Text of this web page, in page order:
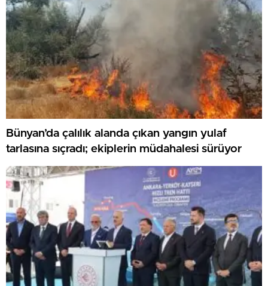
Bünyan’da çalılık alanda çıkan yangın yulaf
tarlasına sıçradı; ekiplerin müdahalesi sürüyor